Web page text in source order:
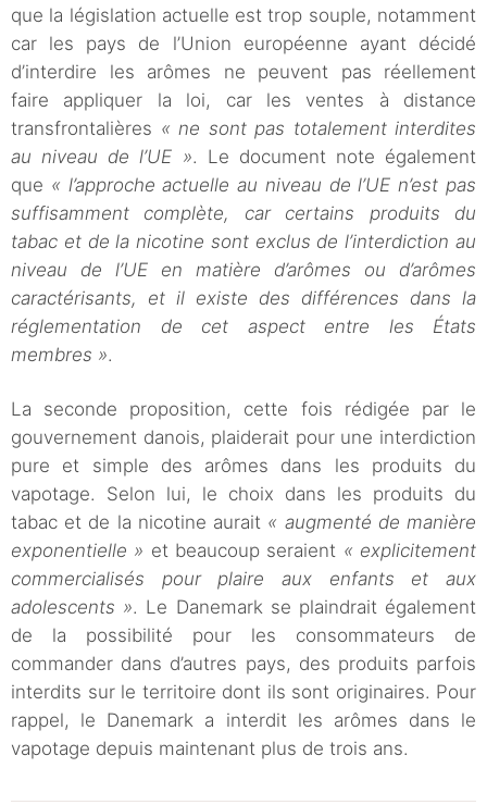
que la législation actuelle est trop souple, notamment
car les pays de l’Union européenne ayant décidé
d’interdire les arômes ne peuvent pas réellement
faire appliquer la loi, car les ventes à distance
transfrontalières « ne sont pas totalement interdites
au niveau de l’UE ». Le document note également
que « l’approche actuelle au niveau de l’UE n’est pas
suffisamment complète, car certains produits du
tabac et de la nicotine sont exclus de l’interdiction au
niveau de l’UE en matière d’arômes ou d’arômes
caractérisants, et il existe des différences dans la
réglementation de cet aspect entre les États
membres ».
La seconde proposition, cette fois rédigée par le
gouvernement danois, plaiderait pour une interdiction
pure et simple des arômes dans les produits du
vapotage. Selon lui, le choix dans les produits du
tabac et de la nicotine aurait « augmenté de manière
exponentielle » et beaucoup seraient « explicitement
commercialisés pour plaire aux enfants et aux
adolescents ». Le Danemark se plaindrait également
de la possibilité pour les consommateurs de
commander dans d’autres pays, des produits parfois
interdits sur le territoire dont ils sont originaires. Pour
rappel, le Danemark a interdit les arômes dans le
vapotage depuis maintenant plus de trois ans.